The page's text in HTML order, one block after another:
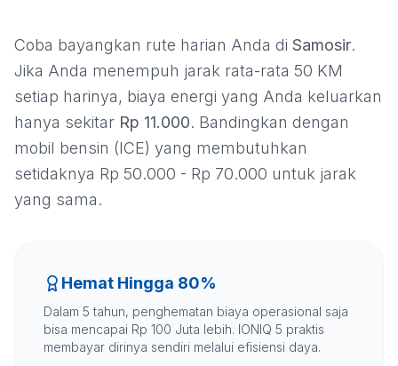
Coba bayangkan rute harian Anda di Samosir.
Jika Anda menempuh jarak rata-rata 50 KM
setiap harinya, biaya energi yang Anda keluarkan
hanya sekitar Rp 11.000. Bandingkan dengan
mobil bensin (ICE) yang membutuhkan
setidaknya Rp 50.000 - Rp 70.000 untuk jarak
yang sama.
Hemat Hingga 80%
Dalam 5 tahun, penghematan biaya operasional saja
bisa mencapai Rp 100 Juta lebih. IONIQ 5 praktis
membayar dirinya sendiri melalui efisiensi daya.